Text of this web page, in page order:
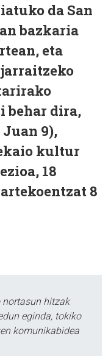
da San
bazkaria
eta
behar dira,
9),
kultur
18
8
nortasun hitzak
eginda, tokiko
komunikabidea